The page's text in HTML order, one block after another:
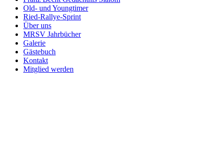
Old- und Youngtimer
Ried-Rallye-Sprint
Über uns
MRSV Jahrbücher
Galerie
Gästebuch
Kontakt
Mitglied werden